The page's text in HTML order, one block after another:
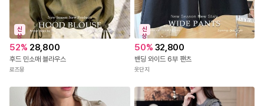
신
상
52% 28,800
후드 민소매 블라우스
로즈몽
신
상
50% 32,800
밴딩 와이드 6부 팬츠
옷단지